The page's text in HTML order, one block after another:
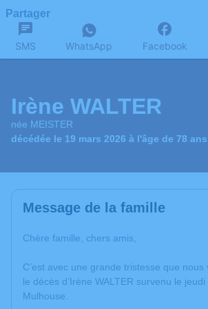
Partager
SMS WhatsApp Facebook
Irène WALTER
née MEISTER
décédée le 19 mars 2026 à l'âge de 78 ans
Message de la famille
Chère famille, chers amis,
C’est avec une grande tristesse que nous
le décès d’Irène WALTER survenu le
Mulhouse.